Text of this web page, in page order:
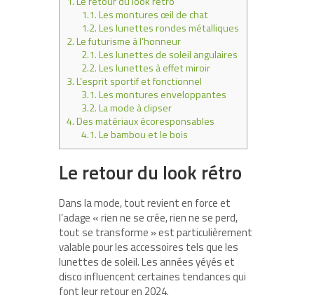
1.1.Les montures œil de chat
1.2.Les lunettes rondes métalliques
2.Le futurisme à l’honneur
2.1.Les lunettes de soleil angulaires
2.2.Les lunettes à effet miroir
3.L’esprit sportif et fonctionnel
3.1.Les montures enveloppantes
3.2.La mode à clipser
4.Des matériaux écoresponsables
4.1.Le bambou et le bois
Le retour du look rétro
Dans la mode, tout revient en force et
l’adage « rien ne se crée, rien ne se perd,
tout se transforme » est particulièrement
valable pour les accessoires tels que les
lunettes de soleil. Les années yéyés et
disco influencent certaines tendances qui
font leur retour en 2024.